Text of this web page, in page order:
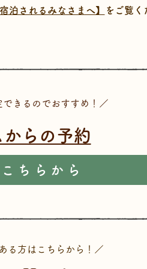
泊されるみなさまへ】 をご覧く
きるのでおすすめ！／
からの予約
ちらから
る方はこちらから！／